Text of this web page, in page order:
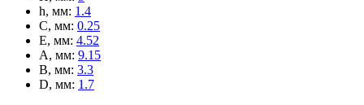
h, мм: 1.4
C, мм: 0.25
E, мм: 4.52
A, мм: 9.15
B, мм: 3.3
D, мм: 1.7